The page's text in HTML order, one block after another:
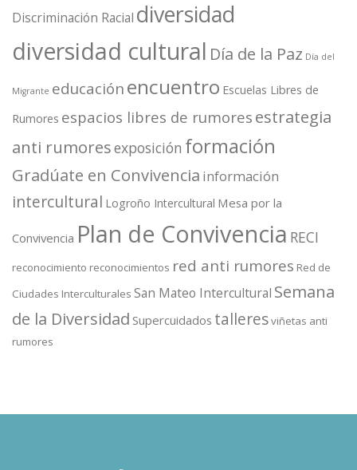
Discriminación Racial diversidad
diversidad cultural Día de la Paz Día del
Migrante educaciónencuentro Escuelas Libres de
Rumores espacios libres de rumores estrategia
anti rumoresexposición formación
Gradúate en Convivencia información
intercultural Logroño Intercultural Mesa por la
Convivencia Plan de Convivencia RECI
reconocimiento reconocimientos red anti rumores Red de
Ciudades Interculturales San Mateo Intercultural Semana
de la Diversidad Supercuidados talleresviñetas anti
rumores